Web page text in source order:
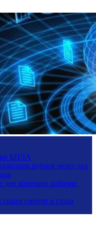
БПЛА
рублей через два
короткие рабочие
смерти и стала